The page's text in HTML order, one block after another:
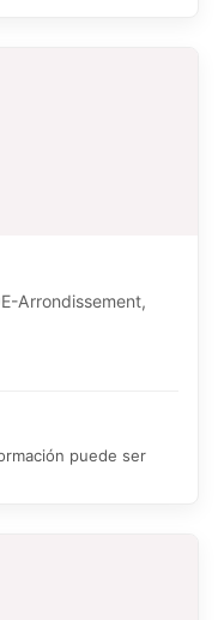
Arrondissement,
puede ser